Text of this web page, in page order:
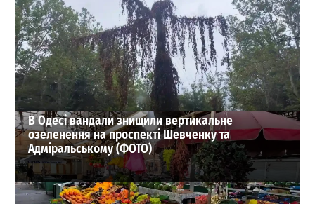
Одесу атакували реактивні дрони: пошкоджено
інфраструктуру та навчальний заклад, є постраждалі
(ОНОВЛЕНО)
0
31-07-2026 в 12:19
ВИБІР РЕДАКЦІЇ
В Одесі вандали знищили вертикальне
озеленення на проспекті Шевченку та
Адміральському (ФОТО)